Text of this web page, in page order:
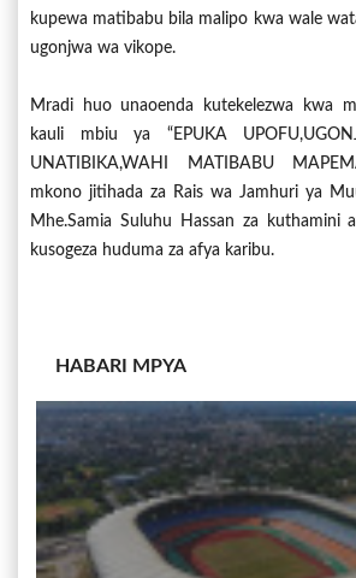
kupewa matibabu bila malipo kwa wale
ugonjwa wa vikope.
Mradi huo unaoenda kutekelezwa kwa
kauli mbiu ya “EPUKA
UNATIBIKA,WAHI MATIBABU
mkono jitihada za Rais wa Jamhuri ya
Mhe.Samia Suluhu Hassan za kuthamini
kusogeza huduma za afya karibu.
HABARI MPYA